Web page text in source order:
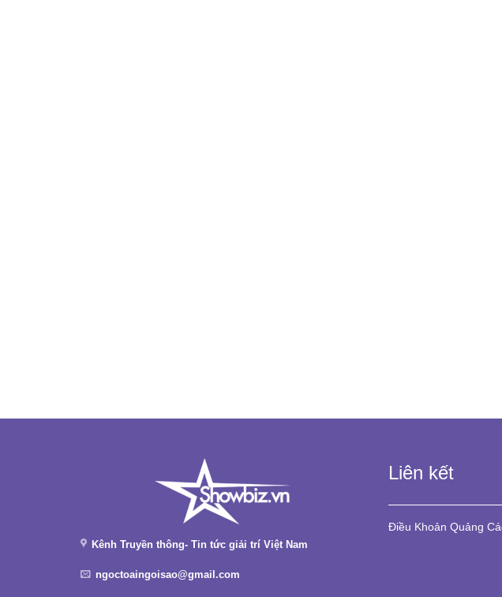
Kênh Truyền thông- Tin tức giải trí Việt Nam
ngoctoaingoisao@gmail.com
Liên kết
Điều Khoản Quảng